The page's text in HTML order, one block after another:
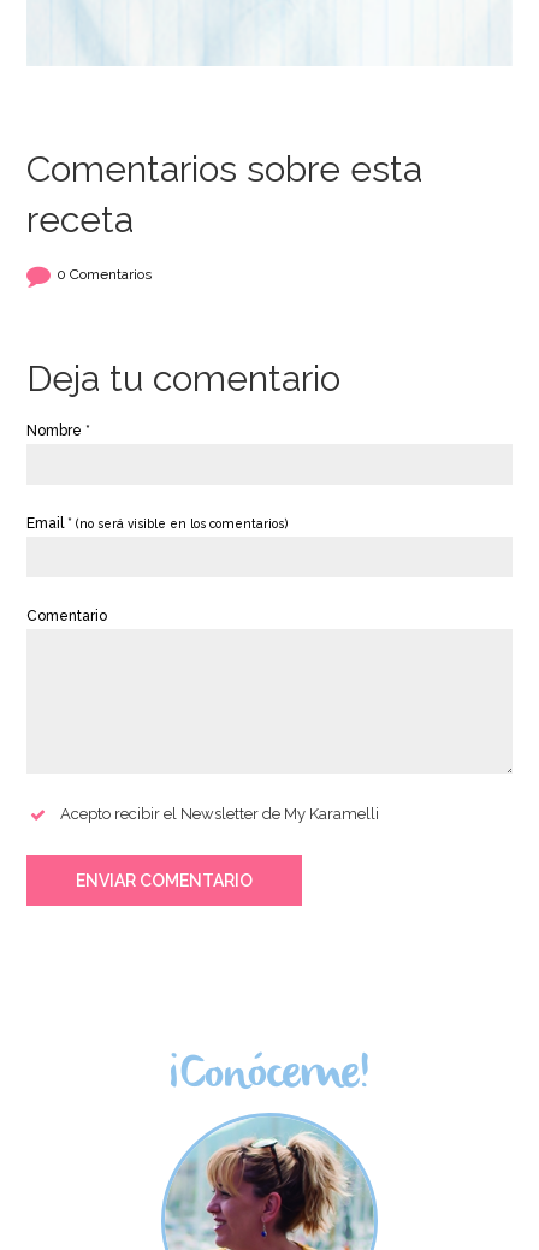
Aroma concentrado
de Fresa 10 ml - Chef
Comentarios sobre esta
receta
0 Comentarios
Deja tu comentario
Nombre *
Email *(no será visible en los comentarios)
Comentario
Acepto recibir el Newsletter de My Karamelli
ENVIAR COMENTARIO
¡Conóceme!